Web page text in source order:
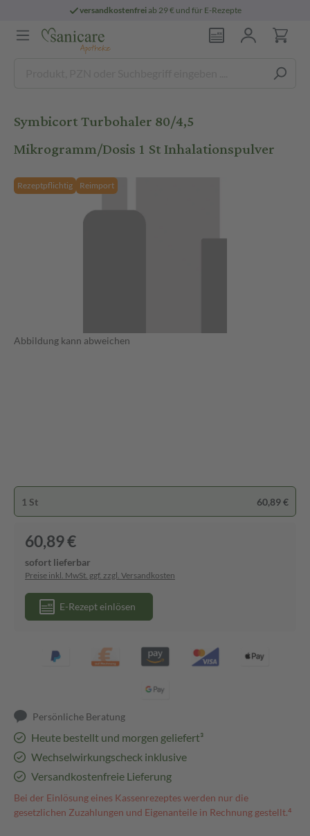
versandkostenfreiab 29 € und für E-Rezepte
Symbicort Turbohaler 80/4,5
Mikrogramm/Dosis 1 St Inhalationspulver
Rezeptpflichtig Reimport
Abbildung kann abweichen
1 St 60,89 €
60,89 €
sofort lieferbar
Preise inkl. MwSt. ggf. zzgl. Versandkosten
E-Rezept einlösen
Persönliche Beratung
Heute bestellt und morgen geliefert³
Wechselwirkungscheck inklusive
Versandkostenfreie Lieferung
Bei der Einlösung eines Kassenrezeptes werden nur die
gesetzlichen Zuzahlungen und Eigenanteile in Rechnung gestellt.⁴